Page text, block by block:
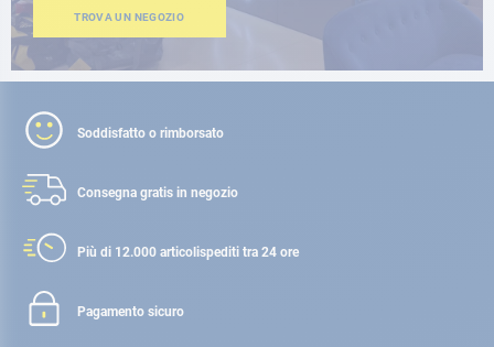
TROVA UN NEGOZIO
Soddisfatto o rimborsato
Consegna gratis in negozio
Più di 12.000 articolispediti tra 24 ore
Pagamento sicuro